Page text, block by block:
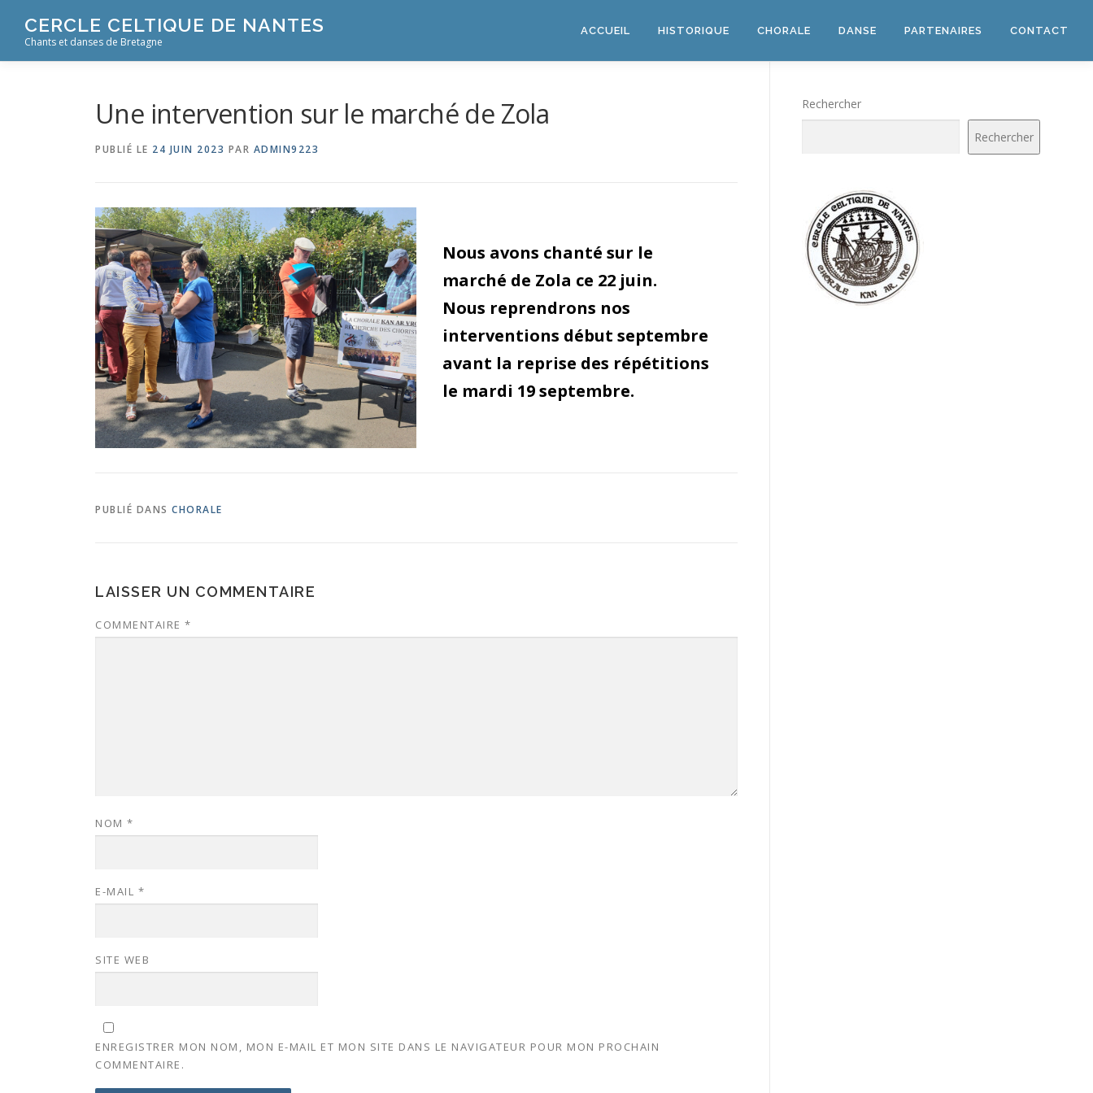
contenu
CERCLE CELTIQUE DE NANTES
Chants et danses de Bretagne
ACCUEIL HISTORIQUE CHORALE DANSE PARTENAIRES CONTACT
Une intervention sur le marché de Zola
PUBLIÉ LE 24 JUIN 2023 PAR ADMIN9223
Nous avons chanté sur le
marché de Zola ce 22 juin.
Nous reprendrons nos
interventions début septembre
avant la reprise des répétitions
le mardi 19 septembre.
PUBLIÉ DANS CHORALE
LAISSER UN COMMENTAIRE
COMMENTAIRE *
NOM *
E-MAIL *
SITE WEB
ENREGISTRER MON NOM, MON E-MAIL ET MON SITE DANS LE NAVIGATEUR POUR MON PROCHAIN
COMMENTAIRE.
Rechercher
Rechercher